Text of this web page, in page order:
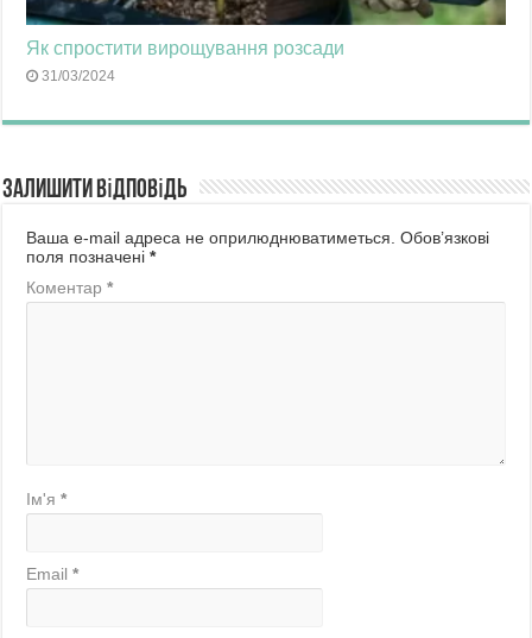
Як спростити вирощування розсади
31/03/2024
Залишити відповідь
Ваша e-mail адреса не оприлюднюватиметься. Обов’язкові
поля позначені*
Коментар*
Ім'я*
Email*